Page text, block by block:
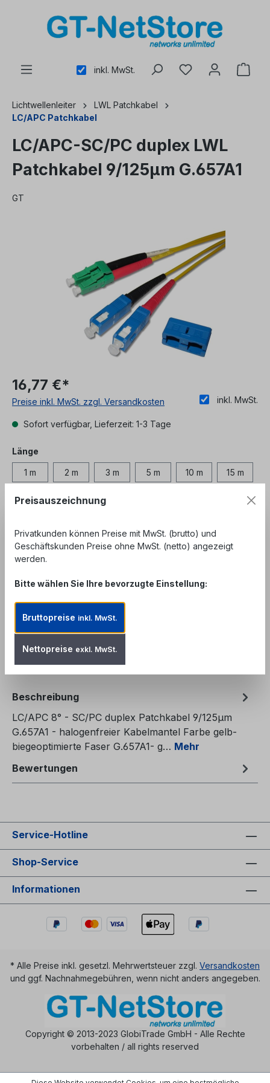
inkl. MwSt.
Lichtwellenleiter
LWL Patchkabel
LC/APC Patchkabel
LC/APC-SC/PC duplex LWL
Patchkabel 9/125µm G.657A1
GT
16,77 €*
inkl. MwSt.
Preise inkl. MwSt. zzgl. Versandkosten
Sofort verfügbar, Lieferzeit: 1-3 Tage
Länge
1 m 2 m 3 m 5 m 10 m 15 m
20 m 25 m 30 m
Unser Angebot richtet sich ausschließlich an
Geschäftskunden, Behörden und öffentliche
Einrichtungen. Kein Verkauf an private
Produkt Anzahl: Gib den gewünschten
Zum Merkzettel hinzufügen
Produktnummer:FPC-LASCD9A1-20
Beschreibung
LC/APC 8° - SC/PC duplex Patchkabel 9/125µm
G.657A1 - halogenfreier Kabelmantel Farbe gelb-
biegeoptimierte Faser G.657A1- g… Mehr
Bewertungen
Service-Hotline
Shop-Service
Informationen
* Alle Preise inkl. gesetzl. Mehrwertsteuer zzgl. Versandkosten
und ggf. Nachnahmegebühren, wenn nicht anders angegeben.
Copyright © 2013-2023 GlobiTrade GmbH - Alle Rechte
vorbehalten / all rights reserved
Preisauszeichnung
Privatkunden können Preise mit MwSt. (brutto) und
Geschäftskunden Preise ohne MwSt. (netto) angezeigt
werden.
Bitte wählen Sie Ihre bevorzugte Einstellung:
Bruttopreise inkl. MwSt.
Nettopreise exkl. MwSt.